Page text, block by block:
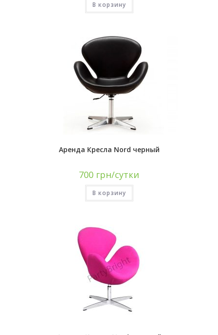
В корзину
Аренда Кресла Nord черный
700 грн/сутки
В корзину